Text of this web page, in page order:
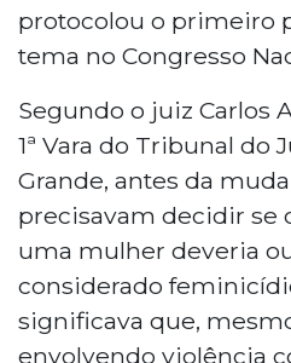
protocolou o primeiro
tema no Congresso
Segundo o juiz Carlos
1ª Vara do Tribunal do
Grande, antes da
precisavam decidir se
uma mulher deveria
considerado
significava que,
envolvendo violência